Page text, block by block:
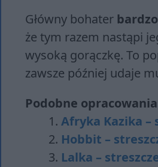
Główny bohater
że tym razem nastąpi
wysoką gorączkę. To
zawsze później udaje
Podobne
Afryka Kazika –
Hobbit –
Lalka –